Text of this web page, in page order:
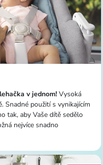
v jednom! Vysoká
Snadné použití s ​​vynikajícím
tak, aby Vaše dítě sedělo
nejvíce snadno